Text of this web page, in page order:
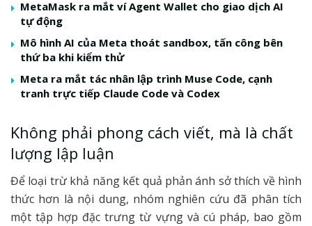
MetaMask ra mắt ví Agent Wallet cho giao dịch AI
tự động
Mô hình AI của Meta thoát sandbox, tấn công bên
thứ ba khi kiểm thử
Meta ra mắt tác nhân lập trình Muse Code, cạnh
tranh trực tiếp Claude Code và Codex
Không phải phong cách viết, mà là chất
lượng lập luận
Để loại trừ khả năng kết quả phản ánh sở thích về hình
thức hơn là nội dung, nhóm nghiên cứu đã phân tích
một tập hợp đặc trưng từ vựng và cú pháp, bao gồm